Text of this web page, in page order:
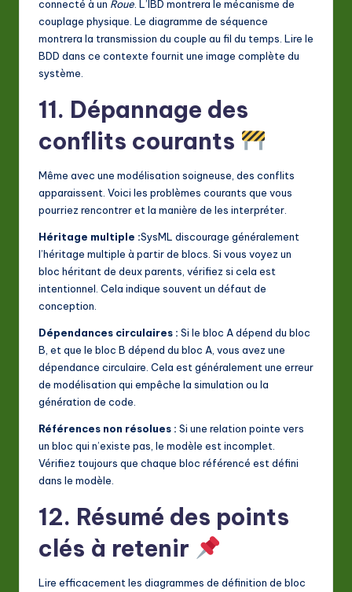
connecté à un Roue . L’IBD montrera le mécanisme de
couplage physique. Le diagramme de séquence
montrera la transmission du couple au fil du temps. Lire le
BDD dans ce contexte fournit une image complète du
système.
11. Dépannage des
conflits courants
Même avec une modélisation soigneuse, des conflits
apparaissent. Voici les problèmes courants que vous
pourriez rencontrer et la manière de les interpréter.
Héritage multiple :SysML discourage généralement
l’héritage multiple à partir de blocs. Si vous voyez un
bloc héritant de deux parents, vérifiez si cela est
intentionnel. Cela indique souvent un défaut de
conception.
Dépendances circulaires : Si le bloc A dépend du bloc
B, et que le bloc B dépend du bloc A, vous avez une
dépendance circulaire. Cela est généralement une erreur
de modélisation qui empêche la simulation ou la
génération de code.
Références non résolues : Si une relation pointe vers
un bloc qui n’existe pas, le modèle est incomplet.
Vérifiez toujours que chaque bloc référencé est défini
dans le modèle.
12. Résumé des points
clés à retenir
Lire efficacement les diagrammes de définition de bloc